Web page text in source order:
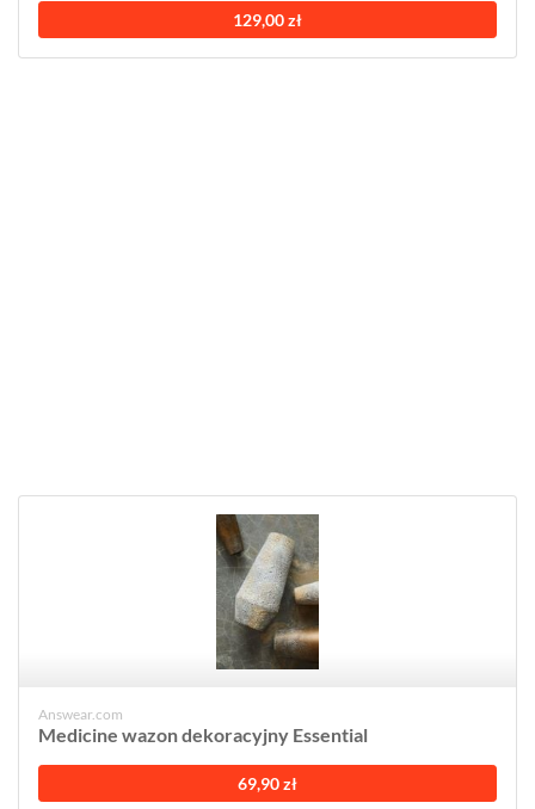
129,00 zł
Answear.com
Medicine wazon dekoracyjny Essential
69,90 zł